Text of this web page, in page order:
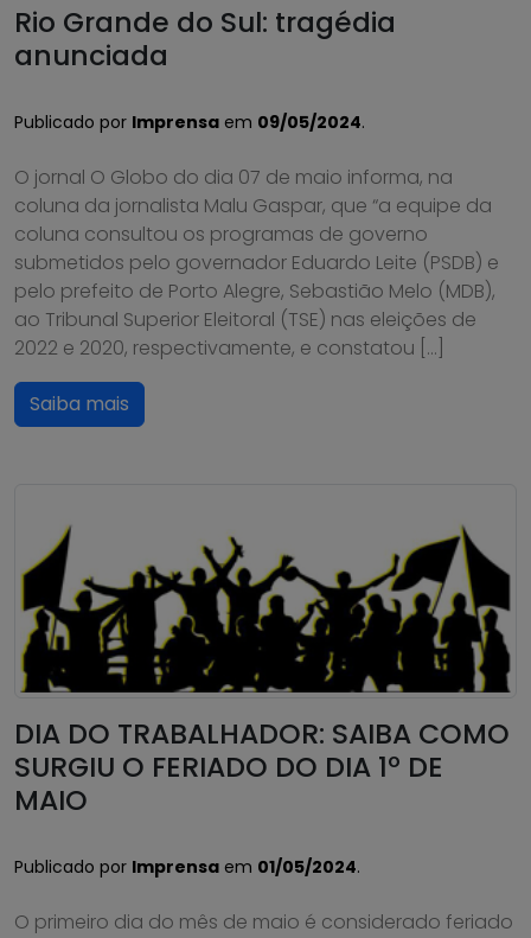
Rio Grande do Sul: tragédia
anunciada
Publicado por Imprensa em 09/05/2024.
O jornal O Globo do dia 07 de maio informa, na
coluna da jornalista Malu Gaspar, que “a equipe da
coluna consultou os programas de governo
submetidos pelo governador Eduardo Leite (PSDB) e
pelo prefeito de Porto Alegre, Sebastião Melo (MDB),
ao Tribunal Superior Eleitoral (TSE) nas eleições de
2022 e 2020, respectivamente, e constatou […]
Saiba mais
DIA DO TRABALHADOR: SAIBA COMO
SURGIU O FERIADO DO DIA 1º DE
MAIO
Publicado por Imprensa em 01/05/2024.
O primeiro dia do mês de maio é considerado feriado